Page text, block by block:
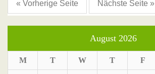
« Vorherige Seite Nächste Seite »
August 2026
M T W T F